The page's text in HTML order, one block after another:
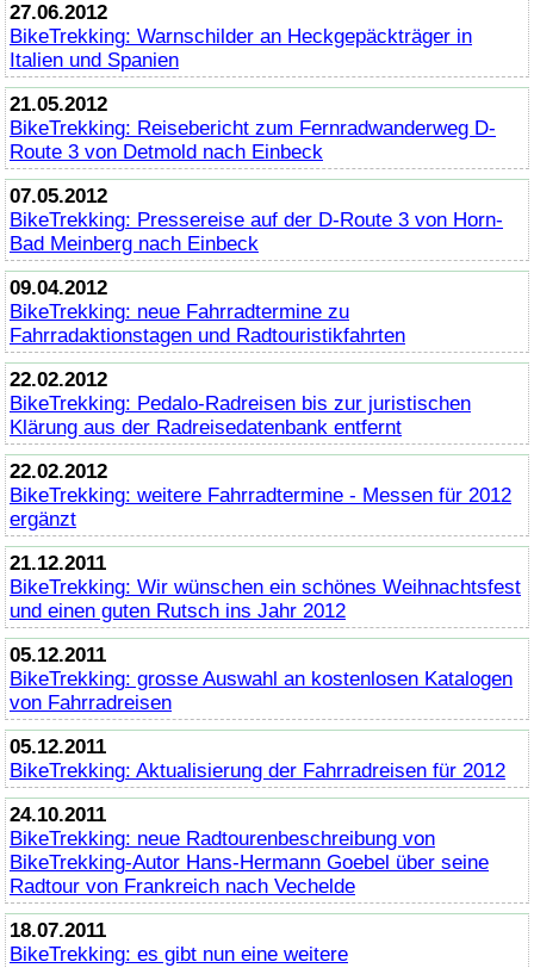
27.06.2012
BikeTrekking: Warnschilder an Heckgepäckträger in
Italien und Spanien
21.05.2012
BikeTrekking: Reisebericht zum Fernradwanderweg D-
Route 3 von Detmold nach Einbeck
07.05.2012
BikeTrekking: Pressereise auf der D-Route 3 von Horn-
Bad Meinberg nach Einbeck
09.04.2012
BikeTrekking: neue Fahrradtermine zu
Fahrradaktionstagen und Radtouristikfahrten
22.02.2012
BikeTrekking: Pedalo-Radreisen bis zur juristischen
Klärung aus der Radreisedatenbank entfernt
22.02.2012
BikeTrekking: weitere Fahrradtermine - Messen für 2012
ergänzt
21.12.2011
BikeTrekking: Wir wünschen ein schönes Weihnachtsfest
und einen guten Rutsch ins Jahr 2012
05.12.2011
BikeTrekking: grosse Auswahl an kostenlosen Katalogen
von Fahrradreisen
05.12.2011
BikeTrekking: Aktualisierung der Fahrradreisen für 2012
24.10.2011
BikeTrekking: neue Radtourenbeschreibung von
BikeTrekking-Autor Hans-Hermann Goebel über seine
Radtour von Frankreich nach Vechelde
18.07.2011
BikeTrekking: es gibt nun eine weitere